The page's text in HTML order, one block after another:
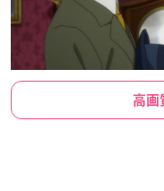
高画